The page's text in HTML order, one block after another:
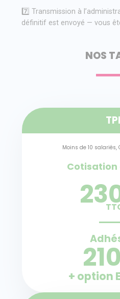
7️⃣ Transmission à
définitif est envoyé — vous
NOS
Moins de 10 salariés,
Cotisation
+ option